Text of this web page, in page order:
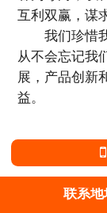
互利双赢，谋
我们珍惜我
从不会忘记我
展，产品创新
益。
联系地